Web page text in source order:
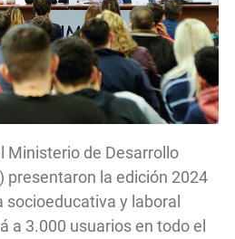
Ministerio de Desarrollo
presentaron la edición 2024
socioeducativa y laboral
a 3.000 usuarios en todo el